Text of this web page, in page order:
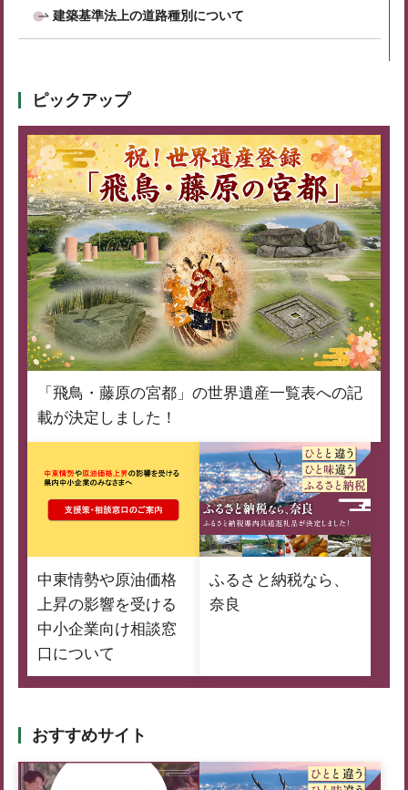
建築基準法上の道路種別について
ピックアップ
「飛鳥・藤原の宮都」の世界遺産一覧表への記
載が決定しました！
中東情勢や原油価格
上昇の影響を受ける
中小企業向け相談窓
口について
ふるさと納税なら、
奈良
おすすめサイト